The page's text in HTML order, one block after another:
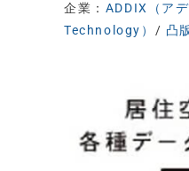
企業： ADDIX（ア
Technology） / 凸